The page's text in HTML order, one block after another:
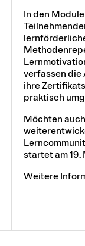
In den
verfassen die
ihre
praktisch
Möchten
startet am 19.
Weitere